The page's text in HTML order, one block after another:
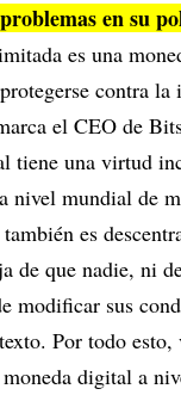
en su
es una
contra
el CEO de
tiene una virtud
nivel mundial de
es
de que nadie, ni
modificar sus
Por todo
digital a